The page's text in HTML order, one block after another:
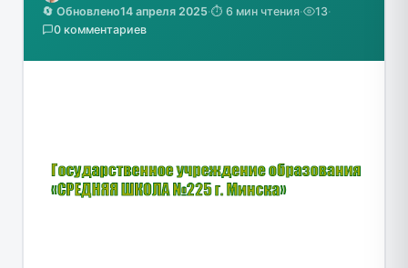
🔄 Обновлено14 апреля 2025·⏱️ 6 мин чтения· 13·
0 комментариев